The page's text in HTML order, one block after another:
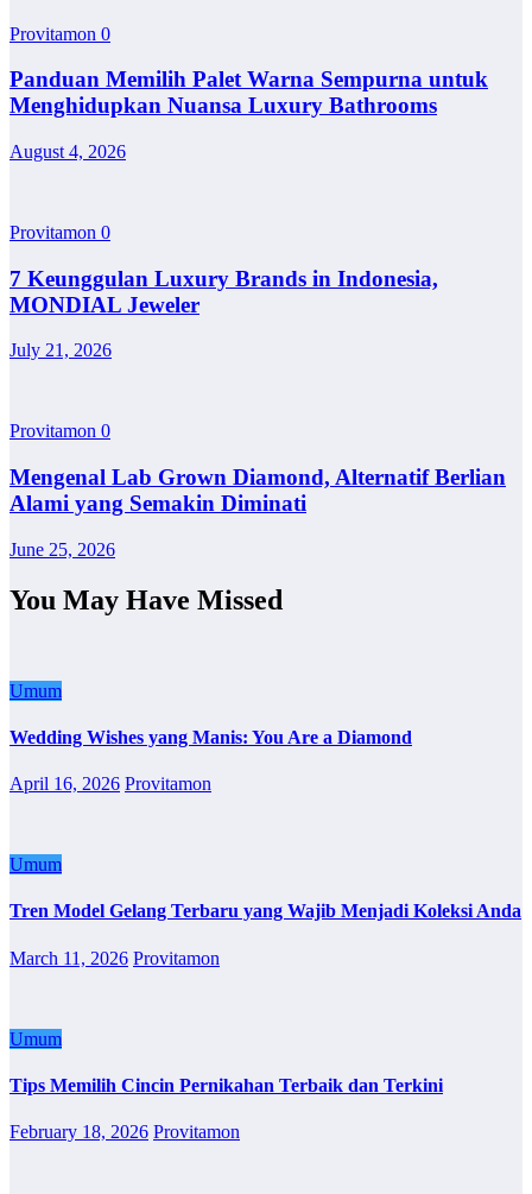
Provitamon 0
Panduan Memilih Palet Warna Sempurna untuk
Menghidupkan Nuansa Luxury Bathrooms
August 4, 2026
Provitamon 0
7 Keunggulan Luxury Brands in Indonesia,
MONDIAL Jeweler
July 21, 2026
Provitamon 0
Mengenal Lab Grown Diamond, Alternatif Berlian
Alami yang Semakin Diminati
June 25, 2026
You May Have Missed
Umum
Wedding Wishes yang Manis: You Are a Diamond
April 16, 2026 Provitamon
Umum
Tren Model Gelang Terbaru yang Wajib Menjadi Koleksi Anda
March 11, 2026 Provitamon
Umum
Tips Memilih Cincin Pernikahan Terbaik dan Terkini
February 18, 2026 Provitamon